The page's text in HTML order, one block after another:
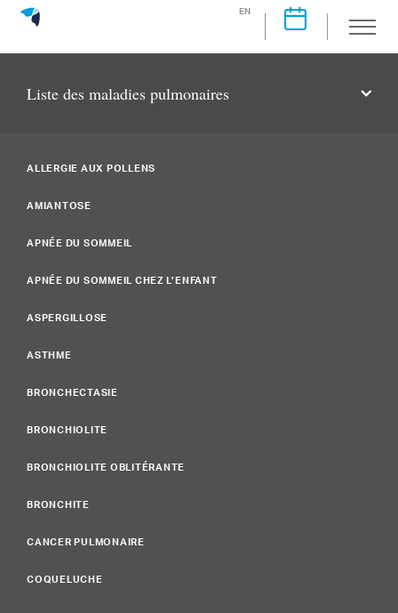
EN
Liste des maladies pulmonaires
ALLERGIE AUX POLLENS
AMIANTOSE
APNÉE DU SOMMEIL
APNÉE DU SOMMEIL CHEZ L’ENFANT
ASPERGILLOSE
ASTHME
BRONCHECTASIE
BRONCHIOLITE
BRONCHIOLITE OBLITÉRANTE
BRONCHITE
CANCER PULMONAIRE
COQUELUCHE